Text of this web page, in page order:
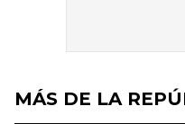
MÁS DE LA